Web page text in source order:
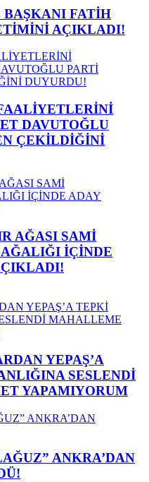
FATİH
AÇIKLADI!
DAVUTOĞLU
ÇEKİLDİĞİNİ
AĞASI SAMİ
İÇİNDE
YEPAŞ’A
SESLENDİ
YAPAMIYORUM
ANKRA’DAN